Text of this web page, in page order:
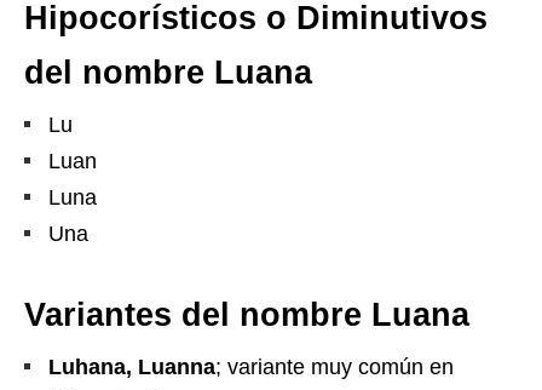
Hipocorísticos o Diminutivos
del nombre Luana
Lu
Luan
Luna
Una
Variantes del nombre Luana
Luhana, Luanna; variante muy común en